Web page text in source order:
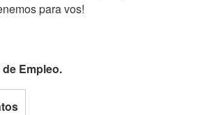
para vos!
Empleo.